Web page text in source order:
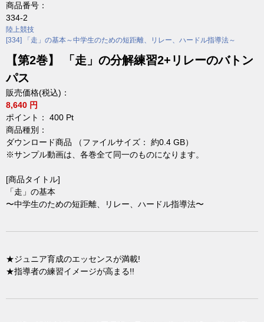
商品番号：
334-2
陸上競技
[334] 「走」の基本～中学生のための短距離、リレー、ハードル指導法～
【第2巻】 「走」の分解練習2+リレーのバトン
パス
販売価格(税込)：
8,640 円
ポイント： 400 Pt
商品種別：
ダウンロード商品 （ファイルサイズ： 約0.4 GB）
※サンプル動画は、各巻全て同一のものになります。
[商品タイトル]
「走」の基本
〜中学生のための短距離、リレー、ハードル指導法〜
★ジュニア育成のエッセンスが満載!
★指導者の練習イメージが高まる!!